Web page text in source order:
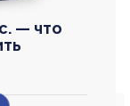
— что